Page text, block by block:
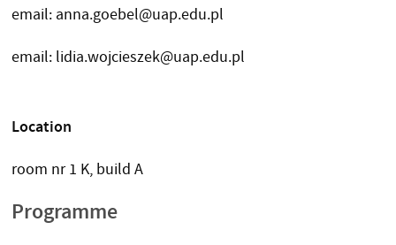
email: anna.goebel@uap.edu.pl
email: lidia.wojcieszek@uap.edu.pl
Location
room nr 1 K, build A
Programme